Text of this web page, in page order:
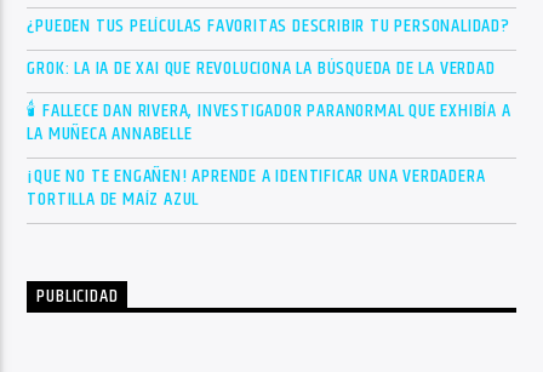
¿PUEDEN TUS PELÍCULAS FAVORITAS DESCRIBIR TU PERSONALIDAD?
GROK: LA IA DE XAI QUE REVOLUCIONA LA BÚSQUEDA DE LA VERDAD
🕯 FALLECE DAN RIVERA, INVESTIGADOR PARANORMAL QUE EXHIBÍA A
LA MUÑECA ANNABELLE
¡QUE NO TE ENGAÑEN! APRENDE A IDENTIFICAR UNA VERDADERA
TORTILLA DE MAÍZ AZUL
PUBLICIDAD